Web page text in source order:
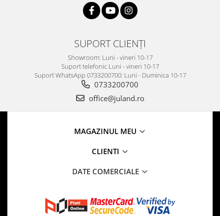
SUPORT CLIENȚI
Showroom: Luni - vineri 10-17
Suport telefonic Luni - vineri 10-17
Suport WhatsApp 0733200700: Luni - Duminica 10-17
0733200700
office@juland.ro
MAGAZINUL MEU
CLIENTI
DATE COMERCIALE